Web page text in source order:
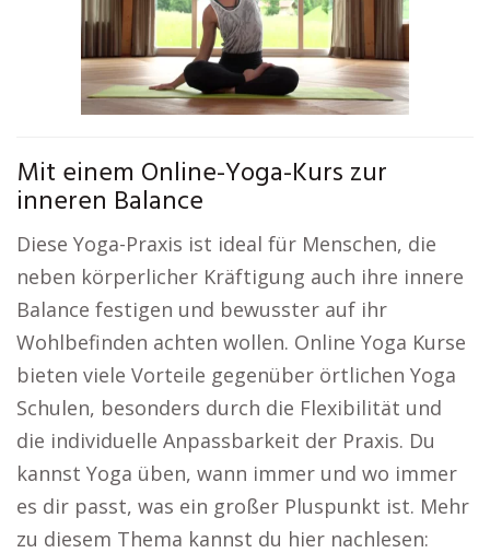
Mit einem Online-Yoga-Kurs zur
inneren Balance
Diese Yoga-Praxis ist ideal für Menschen, die
neben körperlicher Kräftigung auch ihre innere
Balance festigen und bewusster auf ihr
Wohlbefinden achten wollen. Online Yoga Kurse
bieten viele Vorteile gegenüber örtlichen Yoga
Schulen, besonders durch die Flexibilität und
die individuelle Anpassbarkeit der Praxis. Du
kannst Yoga üben, wann immer und wo immer
es dir passt, was ein großer Pluspunkt ist. Mehr
zu diesem Thema kannst du hier nachlesen: